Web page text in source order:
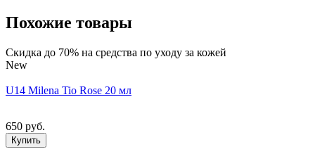
Похожие товары
Скидка до 70% на средства по уходу за кожей
New
U14 Milena Tio Rose 20 мл
650 руб.
Купить